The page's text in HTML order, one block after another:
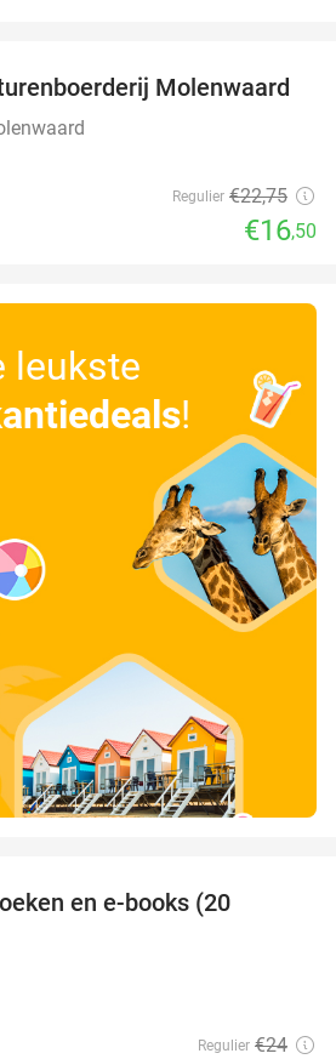
27%
Molenwaard
Regulier €22,75
€16,50
leukste
!
en e-books (20
Regulier €24